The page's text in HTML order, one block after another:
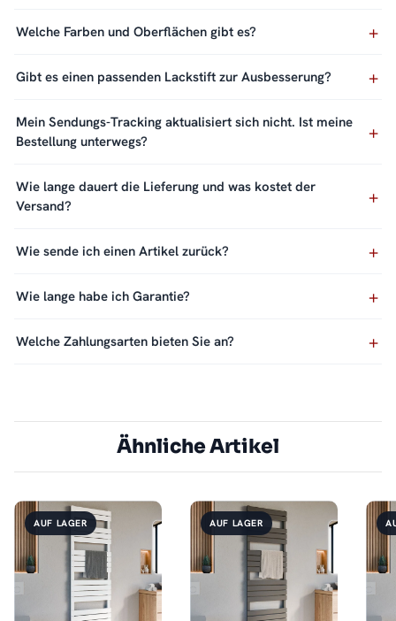
Welche Farben und Oberflächen gibt es?
Gibt es einen passenden Lackstift zur Ausbesserung?
Mein Sendungs-Tracking aktualisiert sich nicht. Ist meine
Bestellung unterwegs?
Wie lange dauert die Lieferung und was kostet der
Versand?
Wie sende ich einen Artikel zurück?
Wie lange habe ich Garantie?
Welche Zahlungsarten bieten Sie an?
Ähnliche Artikel
AUF LAGER AUF LAGER